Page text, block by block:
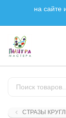
на сайте
СТРАЗЫ